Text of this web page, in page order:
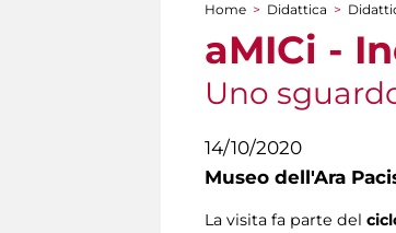
Tu sei qui
Home > Didattica >
aMICi -
Uno
14/10/2020
Museo dell'Ara
La visita fa parte del